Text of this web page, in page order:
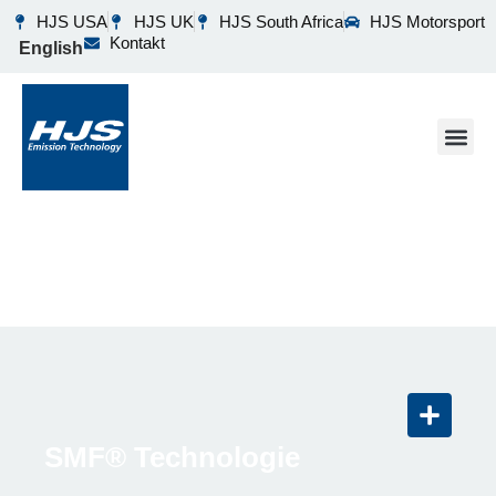
HJS USA HJS UK HJS South Africa
HJS Motorsport
English
Kontakt